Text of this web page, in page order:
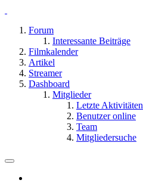
Forum
Interessante Beiträge
Filmkalender
Artikel
Streamer
Dashboard
Mitglieder
Letzte Aktivitäten
Benutzer online
Team
Mitgliedersuche